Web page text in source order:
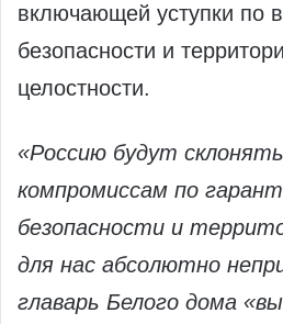
включающей уступки по
безопасности и
целостности.
«Россию будут
компромиссам по
безопасности и
для нас абсолютно
главарь Белого дома